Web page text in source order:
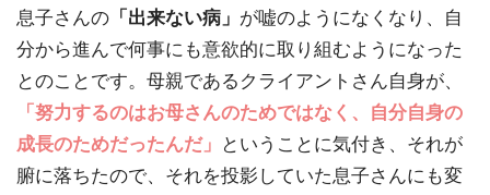
息子さんの 「出来ない病」 が嘘のようになくなり、自
分から進んで何事にも意欲的に取り組むようになった
とのことです。母親であるクライアントさん自身が、
「努力するのはお母さんのためではなく、自分自身の
成長のためだったんだ」
ということに気付き、それが
腑に落ちたので、それを投影していた息子さんにも変